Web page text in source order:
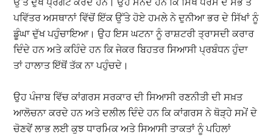
ਪਵਿੱਤਰ ਅਸਥਾਨਾਂ ਵਿੱਚੋਂ ਇੱਕ ਉੱਤੇ ਹੋਏ ਹਮਲੇ ਨੇ ਦੁਨੀਆ ਭਰ ਦੇ ਸਿੱਖਾਂ ਨੂੰ
ਡੂੰਘਾ ਦੁੱਖ ਪਹੁੰਚਾਇਆ। ਉਹ ਇਸ ਘਟਨਾ ਨੂੰ ਰਾਸ਼ਟਰੀ ਤ੍ਰਾਸਦੀ ਕਰਾਰ
ਦਿੰਦੇ ਹਨ ਅਤੇ ਕਹਿੰਦੇ ਹਨ ਕਿ ਜੇਕਰ ਬਿਹਤਰ ਸਿਆਸੀ ਪ੍ਰਬੰਧਨ ਹੁੰਦਾ
ਤਾਂ ਹਾਲਾਤ ਇੱਥੋਂ ਤੱਕ ਨਾ ਪਹੁੰਚਦੇ।
ਉਹ ਪੰਜਾਬ ਵਿੱਚ ਕਾਂਗਰਸ ਸਰਕਾਰ ਦੀ ਸਿਆਸੀ ਰਣਨੀਤੀ ਦੀ ਸਖ਼ਤ
ਆਲੋਚਨਾ ਕਰਦੇ ਹਨ ਅਤੇ ਦਲੀਲ ਦਿੰਦੇ ਹਨ ਕਿ ਕਾਂਗਰਸ ਨੇ ਥੋੜ੍ਹੇ ਸਮੇਂ ਦੇ
ਚੋਣਵੇਂ ਲਾਭ ਲਈ ਕੁਝ ਧਾਰਮਿਕ ਅਤੇ ਸਿਆਸੀ ਤਾਕਤਾਂ ਨੂੰ ਪਹਿਲਾਂ